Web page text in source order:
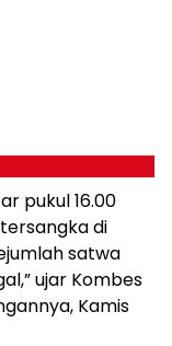
pukul 16.00
di
satwa
ujar Kombes
Kamis